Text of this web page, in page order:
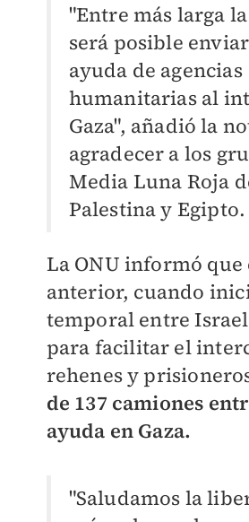
"Entre más larga
será posible
ayuda de agencias
humanitarias al
Gaza", añadió la
agradecer a los
Media Luna Roja
Palestina y Egipto.
La ONU informó que
anterior, cuando
temporal entre
para facilitar el
rehenes y
de 137 camiones
ayuda en Gaza.
"Saludamos la